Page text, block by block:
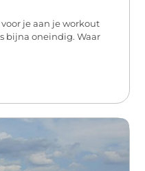
je aan je workout
bijna oneindig. Waar